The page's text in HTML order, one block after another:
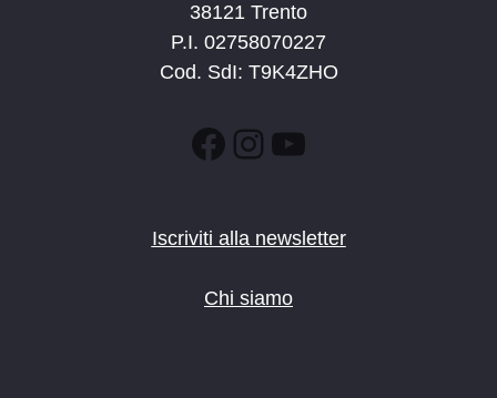
38121 Trento
P.I. 02758070227
Cod. SdI: T9K4ZHO
Facebook
Instagram
YouTube
Iscriviti alla newsletter
Chi siamo